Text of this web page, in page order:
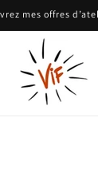
mes offres